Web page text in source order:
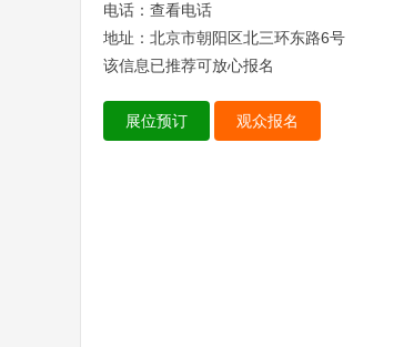
电话： 查看电话
地址：北京市朝阳区北三环东路6号
该信息已推荐可放心报名
展位预订 观众报名